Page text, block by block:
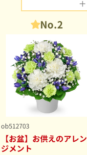
No.2
ob512703
【お盆】お供えのアレン
ジメント